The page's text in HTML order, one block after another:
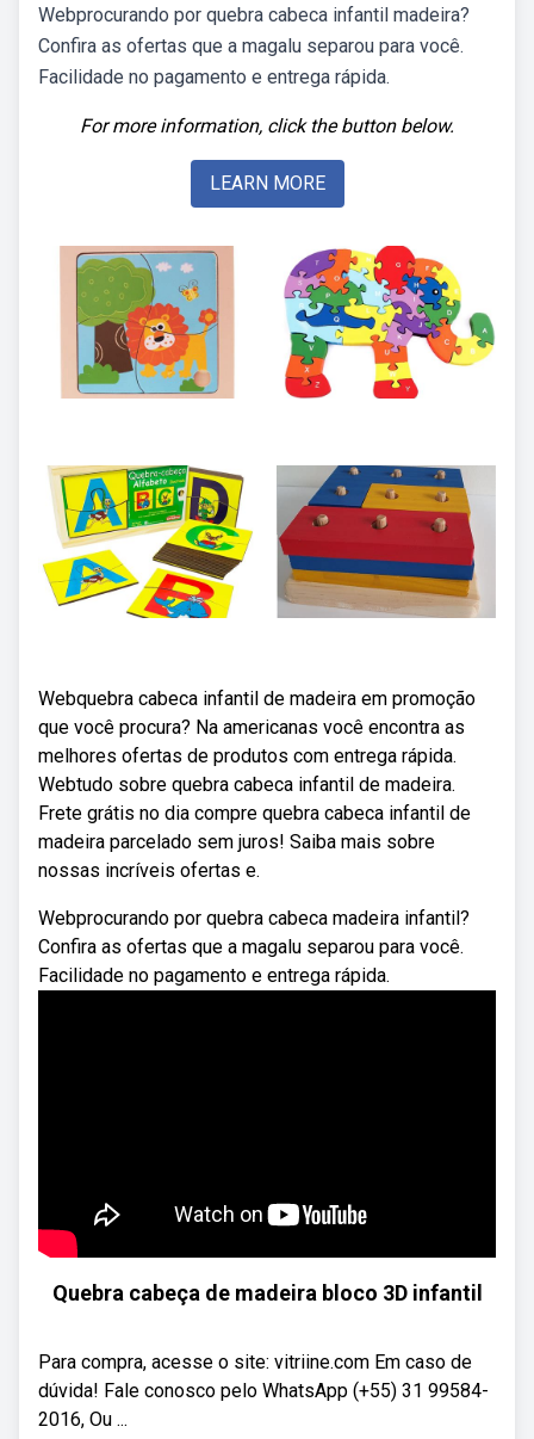
Webprocurando por quebra cabeca infantil madeira?
Confira as ofertas que a magalu separou para você.
Facilidade no pagamento e entrega rápida.
For more information, click the button below.
LEARN MORE
Webquebra cabeca infantil de madeira em promoção
que você procura? Na americanas você encontra as
melhores ofertas de produtos com entrega rápida.
Webtudo sobre quebra cabeca infantil de madeira.
Frete grátis no dia compre quebra cabeca infantil de
madeira parcelado sem juros! Saiba mais sobre
nossas incríveis ofertas e.
Webprocurando por quebra cabeca madeira infantil?
Confira as ofertas que a magalu separou para você.
Facilidade no pagamento e entrega rápida.
Quebra cabeça de madeira bloco 3D infantil
Para compra, acesse o site: vitriine.com Em caso de
dúvida! Fale conosco pelo WhatsApp (+55) 31 99584-
2016, Ou ...